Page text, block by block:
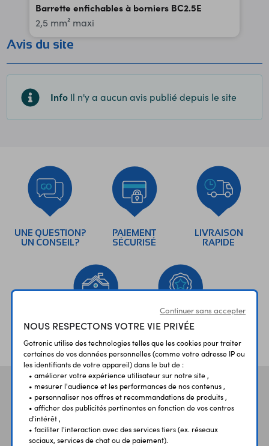
Barrette enfichables à borniers BC2.5E
2,5 mm² maxi
Avis du site
Info Il n'y a aucun avis publié depuis le site
UNE QUESTION?
UN CONSEIL?
PAIEMENT
SÉCURISÉ
LIVRAISON
RAPIDE
ÉTABLISSEMENTS
SCOLAIRES
PLUS 30 ANS
D’EXPERIENCE
Vos aviset témoignages
Continuer sans accepter
NOUS RESPECTONS VOTRE VIE PRIVÉE
Gotronic utilise des technologies telles que les cookies pour traiter
certaines de vos données personnelles (comme votre adresse IP ou
les identifiants de votre appareil) dans le but de :
• améliorer votre expérience utilisateur sur notre site ,
• mesurer l'audience et les performances de nos contenus ,
• personnaliser nos offres et recommandations de produits ,
• afficher des publicités pertinentes en fonction de vos centres
d'intérêt ,
• faciliter l'interaction avec des services tiers (ex. réseaux
sociaux, services de chat ou de paiement).